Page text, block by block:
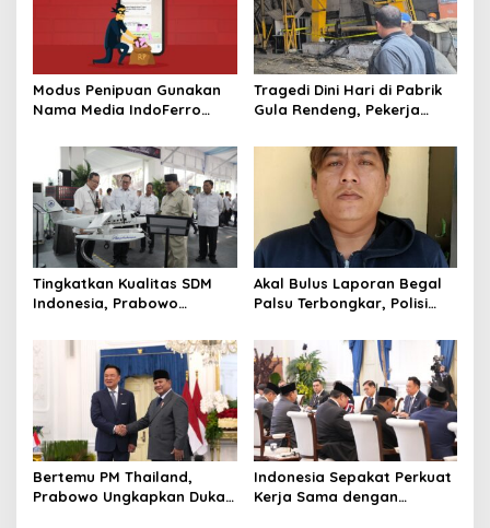
Modus Penipuan Gunakan
Nama Media IndoFerro
Waspadalah!
Tragedi Dini Hari di Pabrik
Gula Rendeng, Pekerja
Pengangkat Tebu
Tingkatkan Kualitas SDM
Indonesia, Prabowo
hingga Undang Universitas
Terbaik Dunia
Akal Bulus Laporan Begal
Palsu Terbongkar, Polisi
Perusahaan untuk Crypto
Bertemu PM Thailand,
Prabowo Ungkapkan Duka
Indonesia Sepakat Perkuat
Kerja Sama dengan